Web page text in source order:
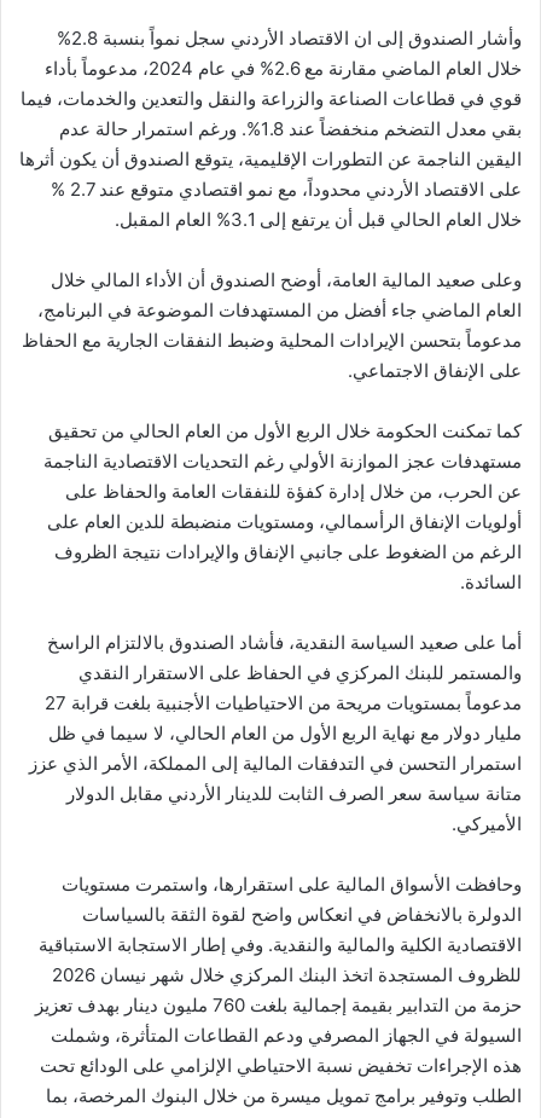
وأشار الصندوق إلى ان الاقتصاد الأردني سجل نمواً بنسبة 2.8%
خلال العام الماضي مقارنة مع 2.6% في عام 2024، مدعوماً بأداء
قوي في قطاعات الصناعة والزراعة والنقل والتعدين والخدمات، فيما
بقي معدل التضخم منخفضاً عند 1.8%. ورغم استمرار حالة عدم
اليقين الناجمة عن التطورات الإقليمية، يتوقع الصندوق أن يكون أثرها
على الاقتصاد الأردني محدوداً، مع نمو اقتصادي متوقع عند 2.7 %
خلال العام الحالي قبل أن يرتفع إلى 3.1% العام المقبل.
وعلى صعيد المالية العامة، أوضح الصندوق أن الأداء المالي خلال
العام الماضي جاء أفضل من المستهدفات الموضوعة في البرنامج،
مدعوماً بتحسن الإيرادات المحلية وضبط النفقات الجارية مع الحفاظ
على الإنفاق الاجتماعي.
كما تمكنت الحكومة خلال الربع الأول من العام الحالي من تحقيق
مستهدفات عجز الموازنة الأولي رغم التحديات الاقتصادية الناجمة
عن الحرب، من خلال إدارة كفؤة للنفقات العامة والحفاظ على
أولويات الإنفاق الرأسمالي، ومستويات منضبطة للدين العام على
الرغم من الضغوط على جانبي الإنفاق والإيرادات نتيجة الظروف
السائدة.
أما على صعيد السياسة النقدية، فأشاد الصندوق بالالتزام الراسخ
والمستمر للبنك المركزي في الحفاظ على الاستقرار النقدي
مدعوماً بمستويات مريحة من الاحتياطيات الأجنبية بلغت قرابة 27
مليار دولار مع نهاية الربع الأول من العام الحالي، لا سيما في ظل
استمرار التحسن في التدفقات المالية إلى المملكة، الأمر الذي عزز
متانة سياسة سعر الصرف الثابت للدينار الأردني مقابل الدولار
الأميركي.
وحافظت الأسواق المالية على استقرارها، واستمرت مستويات
الدولرة بالانخفاض في انعكاس واضح لقوة الثقة بالسياسات
الاقتصادية الكلية والمالية والنقدية. وفي إطار الاستجابة الاستباقية
للظروف المستجدة اتخذ البنك المركزي خلال شهر نيسان 2026
حزمة من التدابير بقيمة إجمالية بلغت 760 مليون دينار بهدف تعزيز
السيولة في الجهاز المصرفي ودعم القطاعات المتأثرة، وشملت
هذه الإجراءات تخفيض نسبة الاحتياطي الإلزامي على الودائع تحت
الطلب وتوفير برامج تمويل ميسرة من خلال البنوك المرخصة، بما